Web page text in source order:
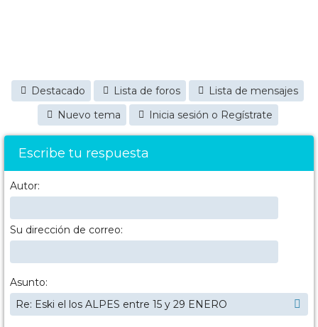
Destacado Lista de foros
Lista de mensajes
Nuevo tema
Inicia sesión o Regístrate
Escribe tu respuesta
Autor:
Su dirección de correo:
Asunto: